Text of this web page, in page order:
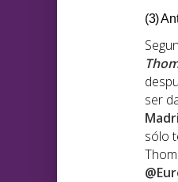
(3)
ser
sólo